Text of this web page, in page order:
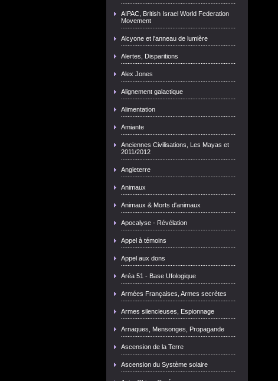
AIPAC, British Israel World Federation
Movement
Alcyone et l'anneau de lumière
Alertes, Disparitions
Alex Jones
Alignement galactique
Alimentation
Amiante
Anciennes Civilisations, Les Mayas et
2011/2012
Angleterre
Animaux
Animaux & Morts d'animaux
Apocalyse - Révélation
Appel à témoins
Appel aux dons
Aréa 51 - Base Ufologique
Armées Françaises, Armes secrètes
Armes silencieuses, Espionnage
Arnaques, Mensonges, Propagande
Ascension de la Terre
Ascension du Système solaire